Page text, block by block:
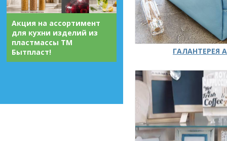
Акция на ассортимент
для кухни изделий из
пластмассы ТМ
Бытпласт!
ГАЛАНТЕРЕЯ